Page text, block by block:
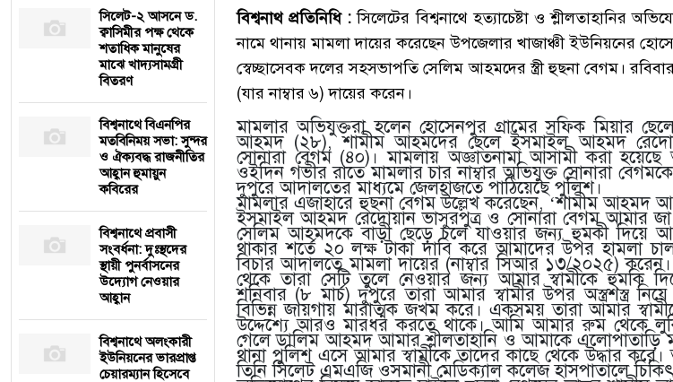
সিলেট-২ আসনে ড.
ক্বাসিমীর পক্ষ থেকে
শতাধিক মানুষের
মাঝে খাদ্যসামগ্রী
বিতরণ
বিশ্বনাথে বিএনপির
মতবিনিময় সভা: সুন্দর
ও ঐক্যবদ্ধ রাজনীতির
আহ্বান হুমায়ুন
কবিরের
বিশ্বনাথে প্রবাসী
সংবর্ধনা: দুঃস্থদের
স্থায়ী পুনর্বাসনের
উদ্যোগ নেওয়ার
আহ্বান
বিশ্বনাথে অলংকারী
ইউনিয়নের ভারপ্রাপ্ত
চেয়ারম্যান হিসেবে
বিশ্বনাথ প্রতিনিধি : সিলেটের বিশ্বনাথে হত্যাচেষ্টা ও শ্লীলতাহানির
নামে থানায় মামলা দায়ের করেছেন উপজেলার খাজাঞ্চী ইউনিয়নের
স্বেচ্ছাসেবক দলের সহসভাপতি সেলিম আহমদের স্ত্রী হুছনা বেগম।
(যার নাম্বার ৬) দায়ের করেন।
মামলার অভিযুক্তরা হলেন হোসেনপুর গ্রামের সফিক মিয়ার
আহমদ (২৮), শামীম আহমদের ছেলে ইসমাইল আহমদ
সোনারা বেগম (৪০)। মামলায় অজ্ঞাতনামা আসামী করা
ওইদিন গভীর রাতে মামলার চার নাম্বার অভিযুক্ত সোনারা বেগমকে
দুপুরে আদালতের মাধ্যমে জেলহাজতে পাঠিয়েছে পুলিশ।
মামলার এজাহারে হুছনা বেগম উল্লেখ করেছেন, ‘শামীম
ইসমাইল আহমদ রেদোয়ান ভাসুরপুত্র ও সোনারা বেগম আমার জা।
সেলিম আহমদকে বাড়ী ছেড়ে চলে যাওয়ার জন্য হুমকী দিয়ে
থাকার শর্তে ২০ লক্ষ টাকা দাবি করে আমাদের উপর হামলা
বিচার আদালতে মামলা দায়ের (নাম্বার সিআর ১৩/২০২৫) করেন।
থেকে তারা সেটি তুলে নেওয়ার জন্য আমার স্বামীকে হুমকি
শনিবার (৮ মার্চ) দুপুরে তারা আমার স্বামীর উপর অস্ত্রশস্ত্র
বিভিন্ন জায়গায় মারাত্মক জখম করে। একসময় তারা আমার
উদ্দেশ্যে আরও মারধর করতে থাকে। আমি আমার রুম থেকে
গেলে ডালিম আহমদ আমার শ্লীলতাহানি ও আমাকে এলোপাতাড়ি
থানা পুলিশ এসে আমার স্বামীকে তাদের কাছে থেকে উদ্ধার করে।
তিনি সিলেট এমএজি ওসমানী মেডিক্যাল কলেজ হাসপাতালে